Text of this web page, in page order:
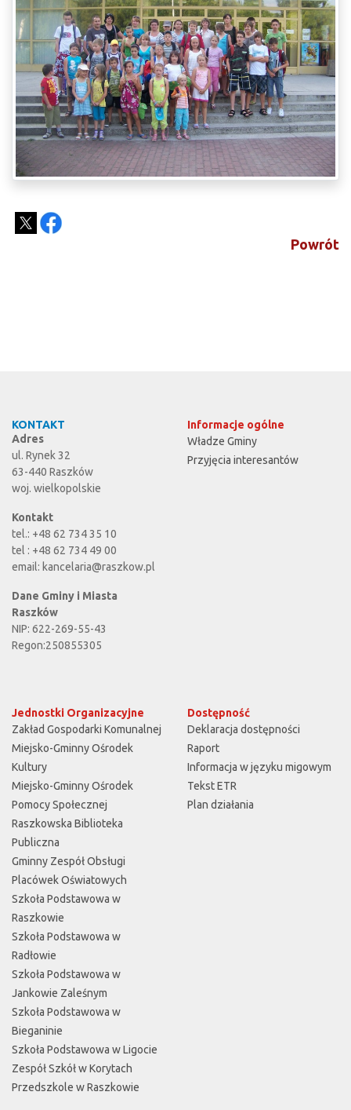
Powrót
KONTAKT
Adres
ul. Rynek 32
63-440 Raszków
woj. wielkopolskie
Kontakt
tel.: +48 62 734 35 10
tel : +48 62 734 49 00
email: kancelaria@raszkow.pl
Dane Gminy i Miasta
Raszków
NIP: 622-269-55-43
Regon:250855305
Informacje ogólne
Władze Gminy
Przyjęcia interesantów
Jednostki Organizacyjne
Zakład Gospodarki Komunalnej
Miejsko-Gminny Ośrodek
Kultury
Miejsko-Gminny Ośrodek
Pomocy Społecznej
Raszkowska Biblioteka
Publiczna
Gminny Zespół Obsługi
Placówek Oświatowych
Szkoła Podstawowa w
Raszkowie
Szkoła Podstawowa w
Radłowie
Szkoła Podstawowa w
Jankowie Zaleśnym
Szkoła Podstawowa w
Bieganinie
Szkoła Podstawowa w Ligocie
Zespół Szkół w Korytach
Przedszkole w Raszkowie
Dostępność
Deklaracja dostępności
Raport
Informacja w języku migowym
Tekst ETR
Plan działania